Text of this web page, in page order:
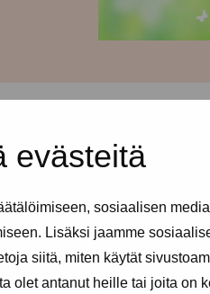
evästeitä
sosiaalisen
Lisäksi jaamme
siitä, miten käytät
olet antanut heille tai joita on
Jos